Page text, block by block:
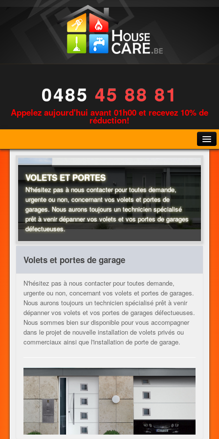
0485 45 88 81
Appelez aujourd'hui avant 01h00 et recevez 10% de
réduction!
PLOMBERIE
CHAUFFAGE
AUTRES METIERS
CONTACT
JOB
VOLETS ET PORTES
N'hésitez pas à nous contacter pour toutes demande,
urgente ou non, concernant vos volets et portes de
garages. Nous aurons toujours un technicien spécialisé
prêt à venir dépanner vos volets et vos portes de garages
défectueuses.
Volets et portes de garage
N'hésitez pas à nous contacter pour toutes demande,
urgente ou non, concernant vos volets et portes de garages.
Nous aurons toujours un technicien spécialisé prêt à venir
dépanner vos volets et vos portes de garages défectueuses.
Nous sommes bien sur disponible pour vous accompagner
dans le projet de nouvelle installation de volets privés ou
commerciaux ainsi que l'installation de porte de garage.